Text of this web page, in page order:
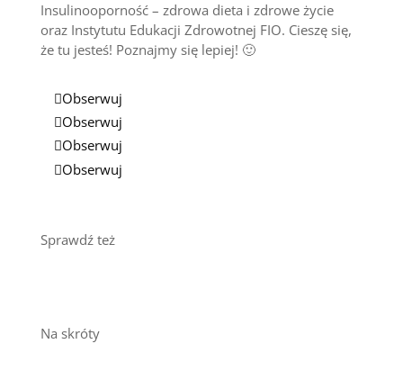
Insulinooporność – zdrowa dieta i zdrowe życie
oraz Instytutu Edukacji Zdrowotnej FIO. Cieszę się,
że tu jesteś! Poznajmy się lepiej! 🙂
Obserwuj
Obserwuj
Obserwuj
Obserwuj
Sprawdź też
Na skróty